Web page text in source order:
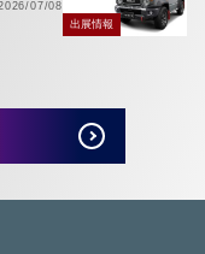
07/08
出展情報